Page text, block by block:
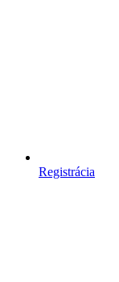
Registrácia